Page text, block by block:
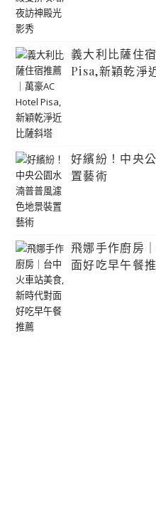
義大利比薩住
Pisa,新穎乾淨
好繽紛！中央
置藝術
飛娜手作廚房
面好吃早午餐